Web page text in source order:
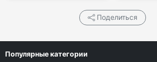
Поделиться
Популярные категории